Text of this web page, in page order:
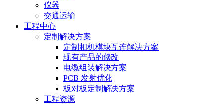
仪器
交通运输
工程中心
定制解决方案
定制相机模块互连解决方案
现有产品的修改
电缆组装解决方案
PCB 发射优化
板对板定制解决方案
工程资源